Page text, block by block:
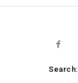
Search: